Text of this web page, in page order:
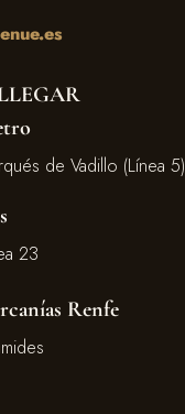
de Vadillo (Línea 5)
23
Renfe